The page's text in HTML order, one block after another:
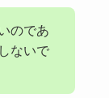
のであ
ないで